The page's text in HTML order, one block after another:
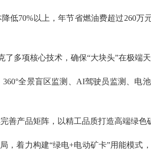
70%以上，年节省燃油费超过260万
项核心技术，确保“大块头”在极端天
全景盲区监测、AI驾驶员监测、电
产品矩阵，以精工品质打造高端绿色
着力构建“绿电+电动矿卡”用能模式